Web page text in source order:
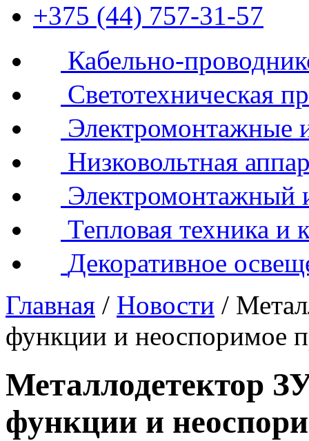
+375 (44) 757-31-57
Кабельно-
Светотехническая
Электромонтажные
Низковольтная
Электромонтажный
Тепловая техника и
Декоративное
Главная / Новости /
функции и неоспоримое
Металлодетектор
функции и